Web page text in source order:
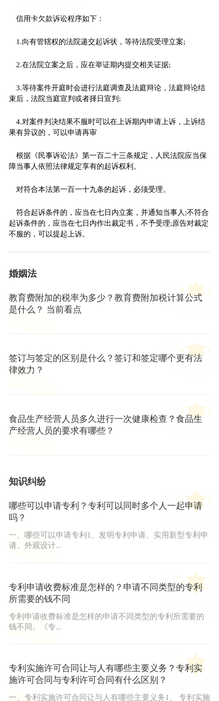
信用卡欠款诉讼程序如下：
1.向有管辖权的法院递交起诉状，等待法院受理立案;
2.在法院立案之后，应在举证期内提交相关证据;
3.等待案件开庭时会进行法庭调查及法庭辩论，法庭辩论结
束后，法院当庭宣判或者择日宣判;
4.对案件判决结果不服时可以在上诉期内申请上诉，上诉结
果有异议的，可以申请再审
根据《民事诉讼法》第一百二十三条规定，人民法院应当保
障当事人依照法律规定享有的起诉权利。
对符合本法第一百一十九条的起诉，必须受理。
符合起诉条件的，应当在七日内立案，并通知当事人;不符合
起诉条件的，应当在七日内作出裁定书，不予受理;原告对裁定
不服的，可以提起上诉。
婚姻法
教育费附加的税率为多少？教育费附加税计算公式
是什么？ 当前看点
签订与签定的区别是什么？签订和签定哪个更有法
律效力？
食品生产经营人员多久进行一次健康检查？食品生
产经营人员的要求有哪些？
知识纠纷
哪些可以申请专利？专利可以同时多个人一起申请
吗？
一、哪些可以申请专利1、发明专利申请、实用新型专利申
请、外观设计...
专利申请收费标准是怎样的？申请不同类型的专利
所需要的钱不同
专利申请收费标准是怎样的申请不同类型的专利所需要的
钱不同。《专...
专利实施许可合同让与人有哪些主要义务？专利实
施许可合同与专利许可合同有什么区别？
一、专利实施许可合同让与人有哪些主要义务1、 专利实施